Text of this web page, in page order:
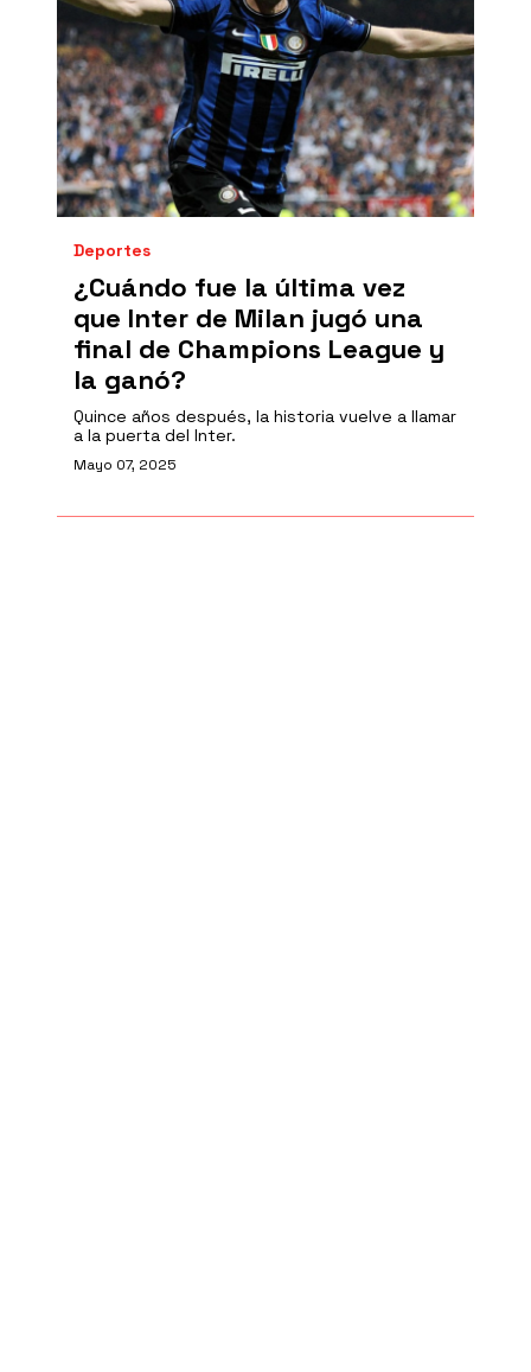
Deportes
¿Cuándo fue la última vez
que Inter de Milan jugó una
final de Champions League y
la ganó?
Quince años después, la historia vuelve a llamar
a la puerta del Inter.
Mayo 07, 2025